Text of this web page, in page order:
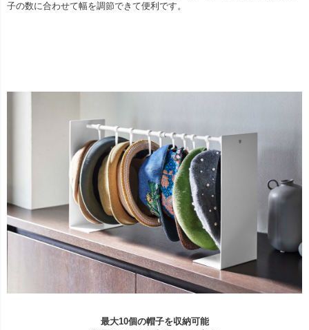
子の数に合わせて幅を調節できて便利です。
最大10個の帽子を収納可能